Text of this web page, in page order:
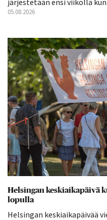
05.08.2026
Helsingan keskiaikapäivä
lopulla
Helsingan keskiaikapäivää